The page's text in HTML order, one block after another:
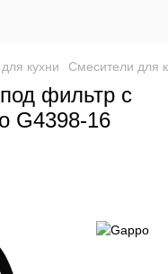
кухни Смесители для
фильтр с
G4398-16